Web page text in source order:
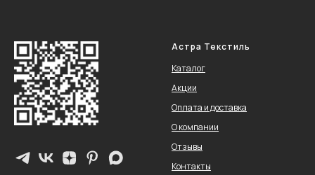
Астра Текстиль
Каталог
Акции
Оплата и доставка
О компании
Отзывы
Контакты